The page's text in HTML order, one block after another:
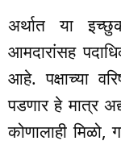
अर्थात या
आमदारांसह
आहे. पक्षाच्या
पडणार हे मात्र
कोणालाही